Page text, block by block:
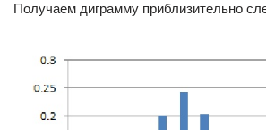
Получаем диграмму приблизительно